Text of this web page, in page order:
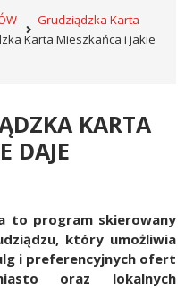
Grudziądzka Karta
Karta Mieszkańca i jakie
KARTA
DAJE
to program skierowany
który umożliwia
i preferencyjnych ofert
oraz lokalnych